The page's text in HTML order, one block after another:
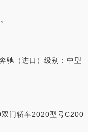
驰（进口）级别：中型
门轿车2020型号C200